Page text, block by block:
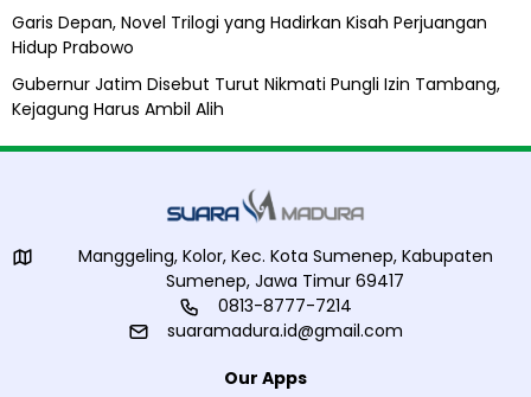
Garis Depan, Novel Trilogi yang Hadirkan Kisah Perjuangan
Hidup Prabowo
Gubernur Jatim Disebut Turut Nikmati Pungli Izin Tambang,
Kejagung Harus Ambil Alih
Manggeling, Kolor, Kec. Kota Sumenep, Kabupaten
Sumenep, Jawa Timur 69417
0813-8777-7214
suaramadura.id@gmail.com
Our Apps